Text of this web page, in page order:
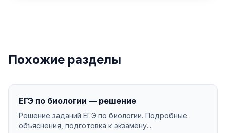
Похожие разделы
ЕГЭ по биологии — решение
Решение заданий ЕГЭ по биологии. Подробные
объяснения, подготовка к экзамену....